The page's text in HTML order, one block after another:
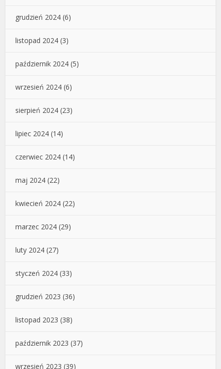
grudzień 2024 (6)
listopad 2024 (3)
październik 2024 (5)
wrzesień 2024 (6)
sierpień 2024 (23)
lipiec 2024 (14)
czerwiec 2024 (14)
maj 2024 (22)
kwiecień 2024 (22)
marzec 2024 (29)
luty 2024 (27)
styczeń 2024 (33)
grudzień 2023 (36)
listopad 2023 (38)
październik 2023 (37)
wrzesień 2023 (39)